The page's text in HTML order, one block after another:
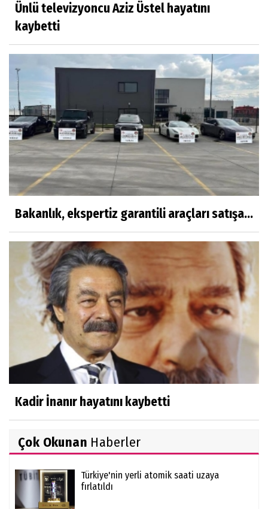
Ünlü televizyoncu Aziz Üstel hayatını
kaybetti
Bakanlık, ekspertiz garantili araçları satışa...
Kadir İnanır hayatını kaybetti
Çok Okunan Haberler
Türkiye'nin yerli atomik saati uzaya
fırlatıldı